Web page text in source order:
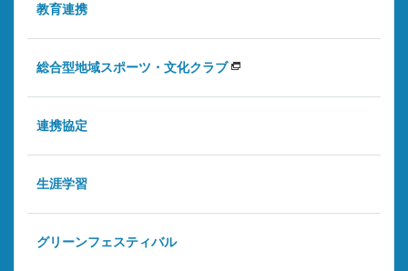
教育連携
総合型地域スポーツ・文化クラブ
連携協定
生涯学習
グリーンフェスティバル